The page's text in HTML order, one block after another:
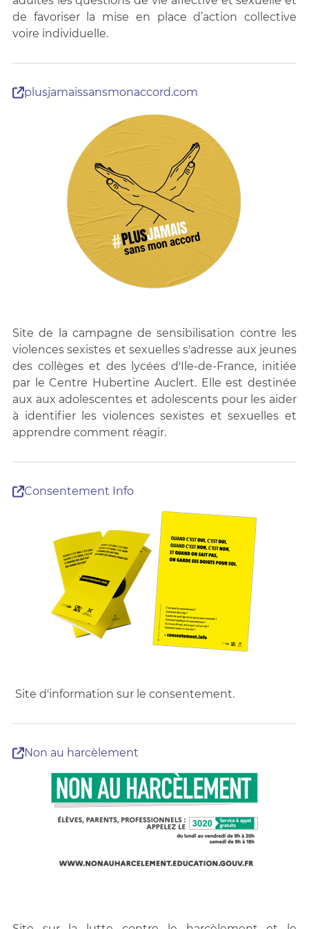
de favoriser la mise en place d’action collective
voire individuelle.
plusjamaissansmonaccord.com
Site de la campagne de sensibilisation contre les
violences sexistes et sexuelles s'adresse aux jeunes
des collèges et des lycées d'Ile-de-France, initiée
par le Centre Hubertine Auclert. Elle est destinée
aux aux adolescentes et adolescents pour les aider
à identifier les violences sexistes et sexuelles et
apprendre comment réagir.
Consentement Info
Site d'information sur le consentement.
Non au harcèlement